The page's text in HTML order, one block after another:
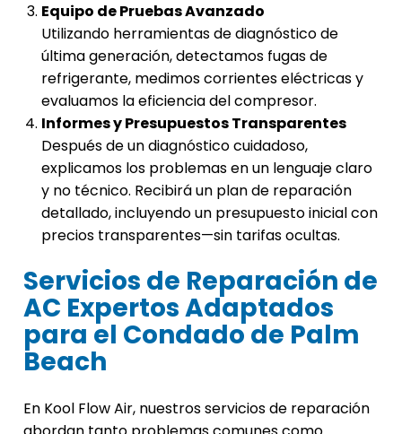
Equipo de Pruebas Avanzado
Utilizando herramientas de diagnóstico de
última generación, detectamos fugas de
refrigerante, medimos corrientes eléctricas y
evaluamos la eficiencia del compresor.
Informes y Presupuestos Transparentes
Después de un diagnóstico cuidadoso,
explicamos los problemas en un lenguaje claro
y no técnico. Recibirá un plan de reparación
detallado, incluyendo un presupuesto inicial con
precios transparentes—sin tarifas ocultas.
Servicios de Reparación de
AC Expertos Adaptados
para el Condado de Palm
Beach
En Kool Flow Air, nuestros servicios de reparación